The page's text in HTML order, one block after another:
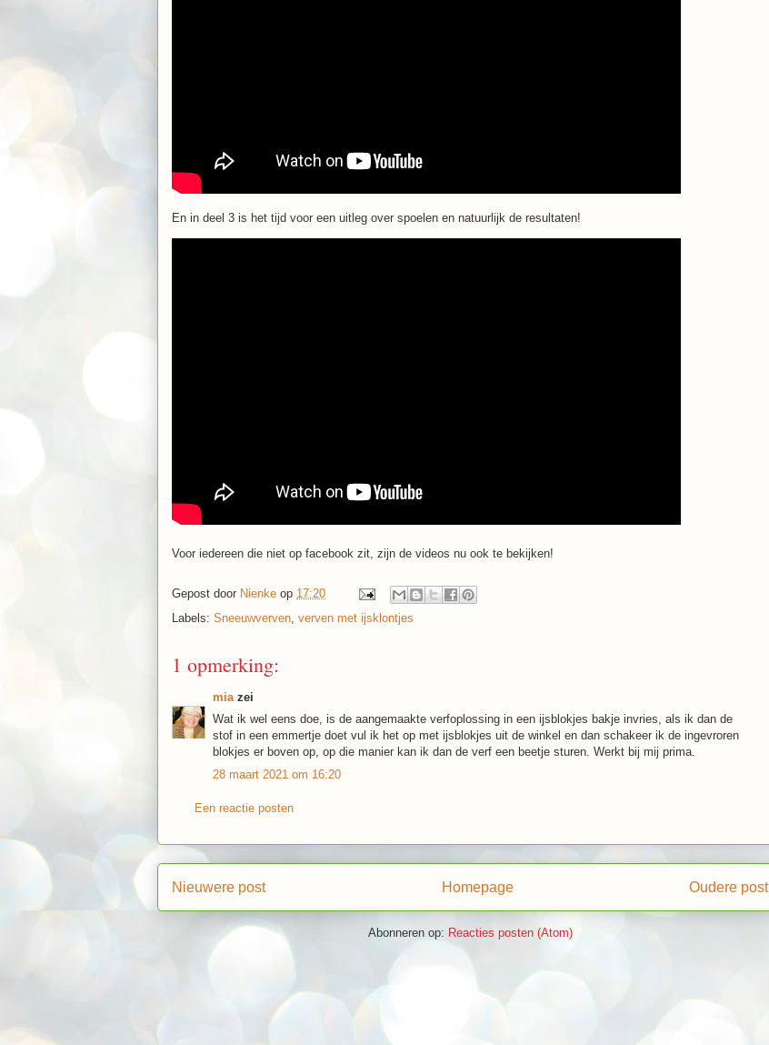
En in deel 3 is het tijd voor een uitleg over spoelen en natuurlijk de resultaten!
Voor iedereen die niet op facebook zit, zijn de videos nu ook te bekijken!
Gepost door Nienke op 17:20
Labels: Sneeuwverven verven met ijsklontjes
1 opmerking:
mia zei
Wat ik wel eens doe, is de aangemaakte verfoplossing in een ijsblokjes bakje invries, als ik dan de
stof in een emmertje doet vul ik het op met ijsblokjes uit de winkel en dan schakeer ik de ingevroren
blokjes er boven op, op die manier kan ik dan de verf een beetje sturen. Werkt bij mij prima.
28 maart 2021 om 16:20
Een reactie posten
Nieuwere post Oudere post
Homepage
Abonneren op: Reacties posten (Atom)